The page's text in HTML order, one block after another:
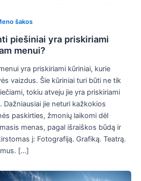
šakos
piešiniai yra priskiriami
menui?
yra priskiriami kūriniai, kurie
vaizdus. Šie kūriniai turi būti ne tik
tokiu atveju jie yra priskiriami
Dažniausiai jie neturi kažkokios
paskirties, žmonių laikomi dėl
menas, pagal išraiškos būdą ir
į: Fotografiją. Grafiką. Teatrą.
[…]